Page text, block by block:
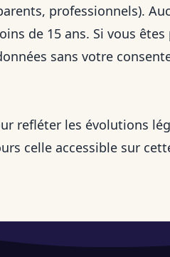
professionnels).
de 15 ans. Si vous
sans votre
refléter les évolutions
celle accessible sur